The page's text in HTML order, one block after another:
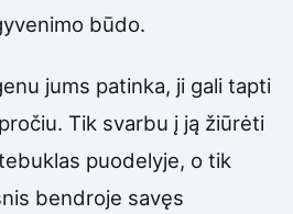
būdo.
jums patinka, ji gali tapti
Tik svarbu į ją žiūrėti
puodelyje, o tik
bendroje savęs